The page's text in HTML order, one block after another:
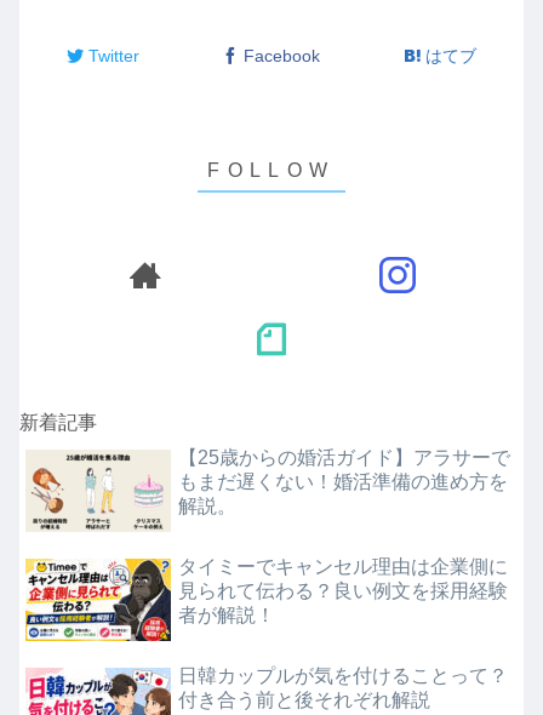
Twitter Facebook はてブ
新着記事
【25歳からの婚活ガイド】アラサーで
もまだ遅くない！婚活準備の進め方を
解説。
タイミーでキャンセル理由は企業側に
見られて伝わる？良い例文を採用経験
者が解説！
日韓カップルが気を付けることって？
付き合う前と後それぞれ解説